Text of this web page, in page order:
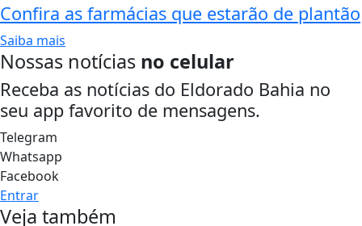
Confira as farmácias que estarão de plantão
Saiba mais
Nossas notícias no celular
Receba as notícias do Eldorado Bahia no
seu app favorito de mensagens.
Telegram
Whatsapp
Facebook
Entrar
Veja também